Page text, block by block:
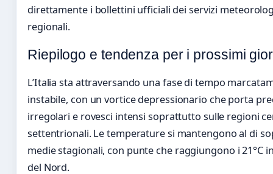
direttamente i bollettini ufficiali dei servizi
regionali.
Riepilogo e tendenza per i prossimi
L’Italia sta attraversando una fase di tempo
instabile, con un vortice depressionario che porta
irregolari e rovesci intensi soprattutto sulle regioni
settentrionali. Le temperature si mantengono al di
medie stagionali, con punte che raggiungono i 21°C
del Nord.